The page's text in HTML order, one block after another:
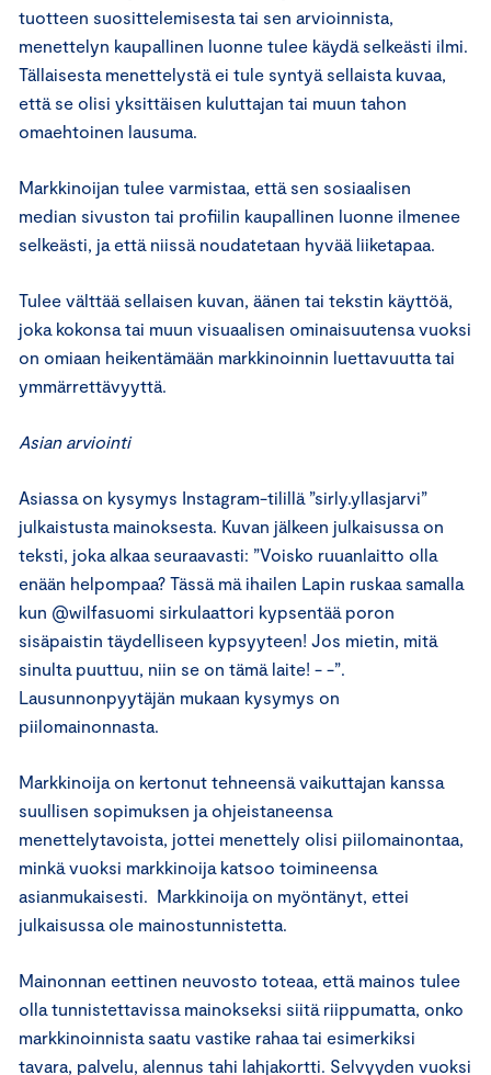
tuotteen suosittelemisesta tai sen arvioinnista,
menettelyn kaupallinen luonne tulee käydä selkeästi ilmi.
Tällaisesta menettelystä ei tule syntyä sellaista kuvaa,
että se olisi yksittäisen kuluttajan tai muun tahon
omaehtoinen lausuma.
Markkinoijan tulee varmistaa, että sen sosiaalisen
median sivuston tai profiilin kaupallinen luonne ilmenee
selkeästi, ja että niissä noudatetaan hyvää liiketapaa.
Tulee välttää sellaisen kuvan, äänen tai tekstin käyttöä,
joka kokonsa tai muun visuaalisen ominaisuutensa vuoksi
on omiaan heikentämään markkinoinnin luettavuutta tai
ymmärrettävyyttä.
Asian arviointi
Asiassa on kysymys Instagram-tilillä ”sirly.yllasjarvi”
julkaistusta mainoksesta. Kuvan jälkeen julkaisussa on
teksti, joka alkaa seuraavasti: ”Voisko ruuanlaitto olla
enään helpompaa? Tässä mä ihailen Lapin ruskaa samalla
kun @wilfasuomi sirkulaattori kypsentää poron
sisäpaistin täydelliseen kypsyyteen! Jos mietin, mitä
sinulta puuttuu, niin se on tämä laite! - -”.
Lausunnonpyytäjän mukaan kysymys on
piilomainonnasta.
Markkinoija on kertonut tehneensä vaikuttajan kanssa
suullisen sopimuksen ja ohjeistaneensa
menettelytavoista, jottei menettely olisi piilomainontaa,
minkä vuoksi markkinoija katsoo toimineensa
asianmukaisesti. Markkinoija on myöntänyt, ettei
julkaisussa ole mainostunnistetta.
Mainonnan eettinen neuvosto toteaa, että mainos tulee
olla tunnistettavissa mainokseksi siitä riippumatta, onko
markkinoinnista saatu vastike rahaa tai esimerkiksi
tavara, palvelu, alennus tahi lahjakortti. Selvyyden vuoksi